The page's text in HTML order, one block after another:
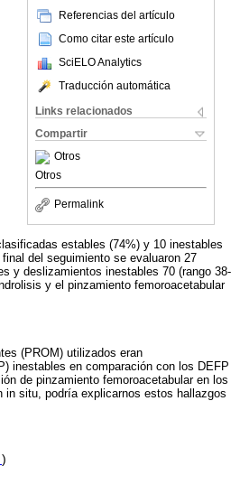
Referencias del artículo
Como citar este artículo
SciELO Analytics
Traducción automática
Links relacionados
Compartir
Otros
Otros
Permalink
estables (74%) y 10 inestables
del seguimiento se evaluaron 27
y deslizamientos inestables 70 (rango 38-
y el pinzamiento femoroacetabular
(PROM) utilizados eran
inestables en comparación con los DEFP
de pinzamiento femoroacetabular en los
in situ, podría explicarnos estos hallazgos
)